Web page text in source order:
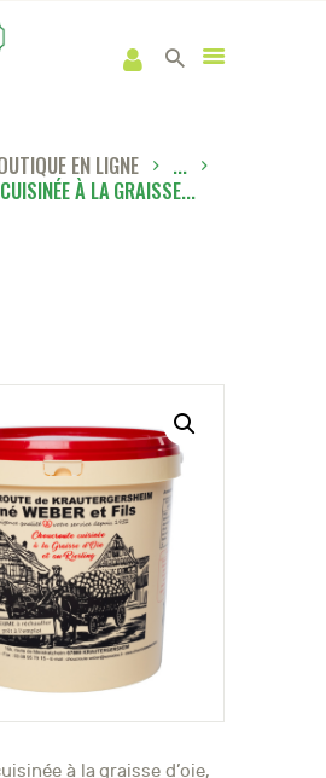
EN LIGNE
...
À LA GRAISSE...
à la graisse d’oie,